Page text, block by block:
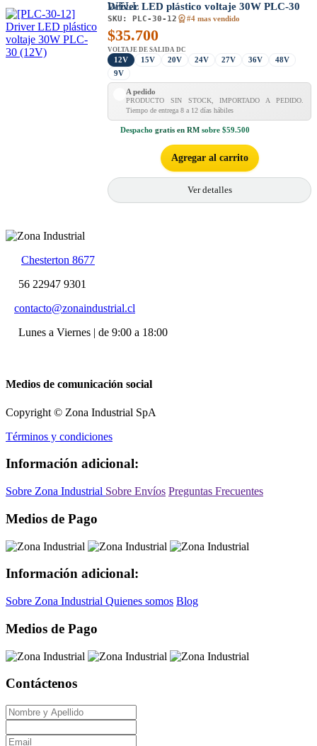
Driver LED plástico voltaje 30W PLC-30
SKU: PLC-30-12 #4 mas vendido
$35.700
VOLTAJE DE SALIDA DC
12V 15V 20V 24V 27V 36V
48V
9V
A pedido
PRODUCTO SIN STOCK, IMPORTADO A PEDIDO.
Tiempo de entrega 8 a 12 días hábiles
Despacho gratis en RM sobre $59.500
Agregar al carrito
Ver detalles
Chesterton 8677
56 22947 9301
contacto@zonaindustrial.cl
Lunes a Viernes | de 9:00 a 18:00
Medios de comunicación social
Copyright © Zona Industrial SpA
Términos y condiciones
Información adicional:
Sobre Zona Industrial Sobre Envíos Preguntas Frecuentes
Medios de Pago
Información adicional:
Sobre Zona Industrial Quienes somos Blog
Medios de Pago
Contáctenos